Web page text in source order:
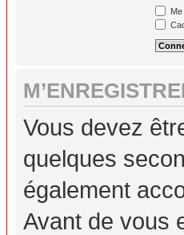
Vous devez
quelques
également
Avant de vous